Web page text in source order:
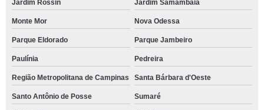
Jardim Rossin Jardim Samambaia
Monte Mor Nova Odessa
Parque Eldorado Parque Jambeiro
Paulínia Pedreira
Região Metropolitana de Campinas Santa Bárbara d'Oeste
Santo Antônio de Posse Sumaré